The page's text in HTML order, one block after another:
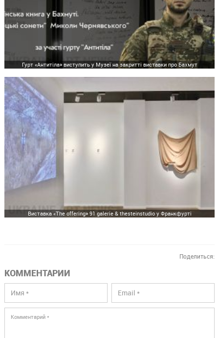
Гурт «Антитіла» виступить у Музеї на закритті виставки про Бахмут
Виставка «The offering» 91 galerie & thesteinstudio у Франкфурті
Поделиться:
КОММЕНТАРИИ